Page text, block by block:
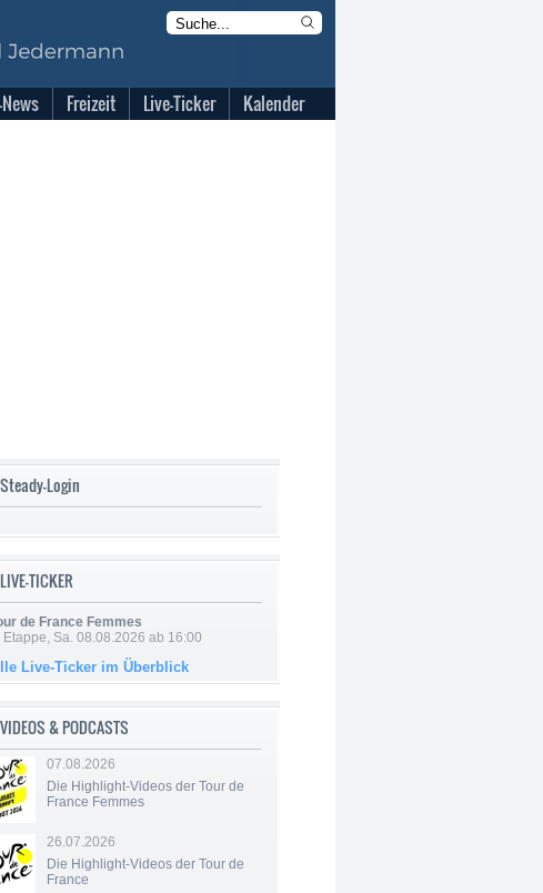
Freizeit Live-Ticker Kalender
Steady-Login
LIVE-TICKER
de France Femmes
Etappe, Sa. 08.08.2026 ab 16:00
Live-Ticker im Überblick
VIDEOS & PODCASTS
07.08.2026
Die Highlight-Videos der Tour de
France Femmes
26.07.2026
Die Highlight-Videos der Tour de
France